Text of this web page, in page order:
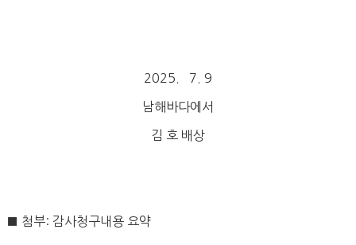
2025. 7. 9
남해바다에서
김 호 배상
■ 첨부: 감사청구내용 요약